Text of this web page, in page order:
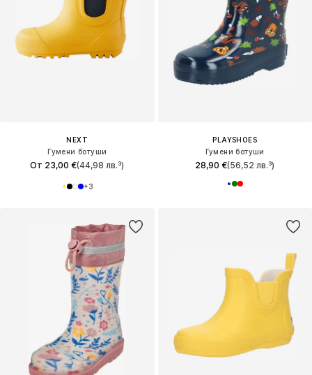
NEXT
Гумени ботуши
От 23,00 €(44,98 лв.³)
+3
PLAYSHOES
Гумени ботуши
28,90 €(56,52 лв.³)